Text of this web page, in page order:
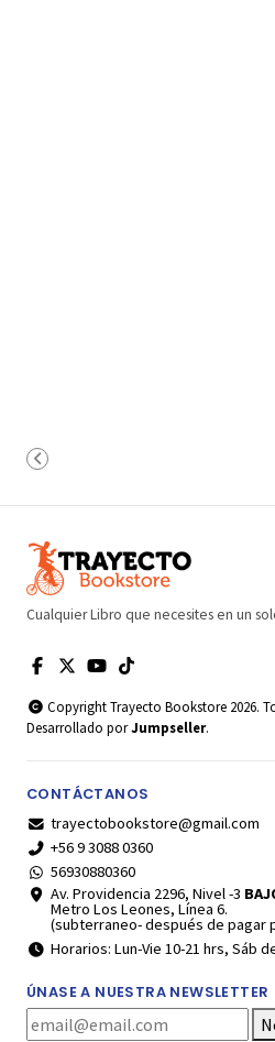
Cualquier Libro que necesites en un
Copyright Trayecto Bookstore 2026.
Desarrollado porJumpseller.
CONTÁCTANOS
trayectobookstore@gmail.com
+56 9 3088 0360
56930880360
Av. Providencia 2296, Nivel -3
Metro Los Leones, Línea 6.
(subterraneo- después de pagar
Horarios: Lun-Vie 10-21 hrs, Sáb
ÚNASE A NUESTRA NEWSLETTER